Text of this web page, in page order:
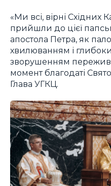
«Ми всі, вірні Східних
прийшли до цієї
апостола Петра, як
хвилюванням і
зворушенням
момент благодаті
Глава УГКЦ.